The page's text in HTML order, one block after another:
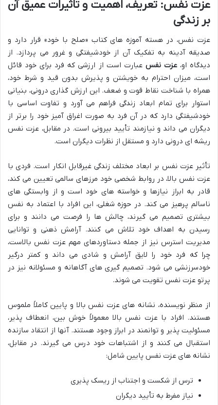
عزت نفس: تعریف، اهمیت و تاثیرات عمیق آن
بر زندگی
عزت نفس، در هسته آموزه های کتاب «صلح با خود» قرار دارد و
صدیقه آدینه به تفکیک آن از خودشیفتگی و غرور می پردازد. از
دیدگاه او،عزت نفس عبارت است از ارزشی که فرد برای خود قائل
است، میزان احترام به خویشتن و پذیرش بدون قید و شرط خود،
همراه با شناخت نقاط قوت و ضعف. این ارزش گذاری درونی، بنیانی
استوار برای تمام ابعاد زندگی فراهم می آورد و تفاوت اساسی با
خودشیفتگی دارد که در آن فرد به صورت اغراق آمیز خود را برتر از
دیگران می داند و نیازمند تأیید بیرونی است. در مقابل، عزت نفس
ریشه ای درونی دارد و مستقل از نظرات دیگران است.
تأثیر عزت نفس بر ابعاد مختلف زندگی غیرقابل انکار است. فردی با
عزت نفس بالا، در روابط شخصی خود مرزهای سالمی تعیین می کند،
قادر به ابراز نیازها و خواسته های خود است و از وابستگی های
ناسالم پرهیز می کند. در حوزه شغلی، این افراد با اعتماد به نفس
بیشتری تصمیم می گیرند، چالش ها را فرصت می دانند و برای
رسیدن به اهداف خود تلاش می کنند. آرامش ذهنی و توانایی
مدیریت استرس نیز از جمله دستاوردهای مهم عزت نفس بالاست،
چرا که فرد خود را لایق آرامش و شادی می داند و کمتر درگیر
خودسرزنشی می شود. تصمیم گیری های آگاهانه و مسئولانه نیز در
پرتو عزت نفس تقویت می شوند.
از منظر نویسنده، نشانه های عزت نفس بالا و پایین کاملاً ملموس
هستند. افراد با عزت نفس بالا معمولاً خوش بین، انعطاف پذیر،
مسئولیت پذیر و توانمند در ابراز وجود هستند. آنها از انتقاد سازنده
استقبال می کنند و از اشتباهات خود درس می گیرند. در مقابل،
نشانه های عزت نفس پایین شامل:
ترس از شکست و اجتناب از ریسک پذیری
نیاز مفرط به تأیید دیگران